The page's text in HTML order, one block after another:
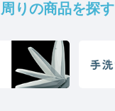
周りの商品を探す